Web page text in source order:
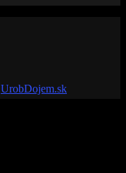
UrobDojem.sk